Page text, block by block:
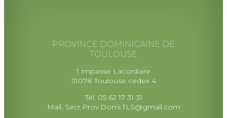
PROVINCE DOMINICAINE DE
TOULOUSE
1 impasse Lacordaire
31078 Toulouse cedex 4
Tél. 05 62 17 31 31
Mail. Secr.Prov.Domi.TLS@gmail.com